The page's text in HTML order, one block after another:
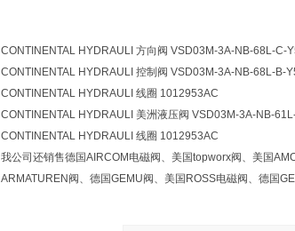
CONTINENTAL HYDRAULI 方向阀 VSD03M-3A-NB-68L-C-
CONTINENTAL HYDRAULI 控制阀 VSD03M-3A-NB-68L-B-
CONTINENTAL HYDRAULI 线圈 1012953AC
CONTINENTAL HYDRAULI 美洲液压阀 VSD03M-3A-NB-
CONTINENTAL HYDRAULI 线圈 1012953AC
我公司还销售德国AIRCOM电磁阀、美国topworx阀、美国
ARMATUREN阀、德国GEMU阀、美国ROSS电磁阀、德国